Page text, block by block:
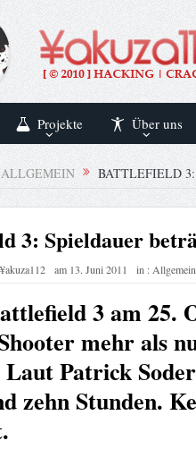
Projekte Über uns
ALLGEMEIN BATTLEFIELD
3: Spieldauer
¥akuza112 am 13. Juni 2011 in :Allgemein
3 am 25.
mehr als
Laut Patrick
zehn Stunden.